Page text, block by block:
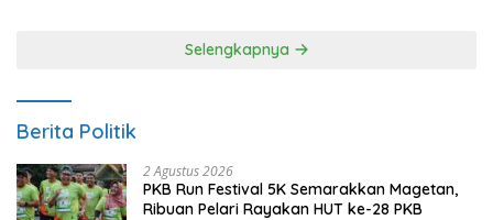
Selengkapnya
Berita Politik
2 Agustus 2026
PKB Run Festival 5K Semarakkan Magetan,
Ribuan Pelari Rayakan HUT ke-28 PKB